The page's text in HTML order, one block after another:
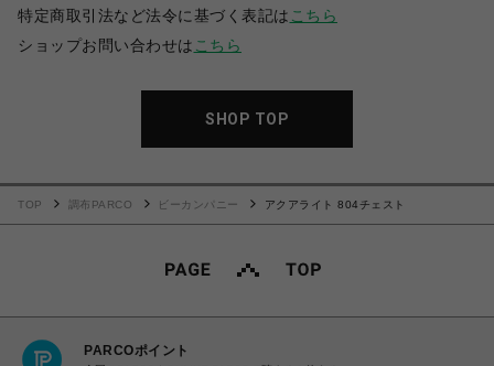
特定商取引法など法令に基づく表記は こちら
ショップお問い合わせは こちら
SHOP TOP
TOP 調布PARCO ビーカンパニー アクアライト 804チェスト
PARCOポイント